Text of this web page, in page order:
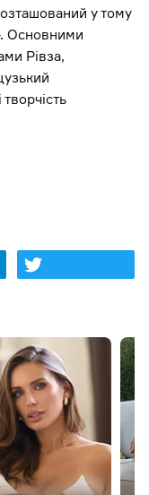
у тому
Основними
Рівза,